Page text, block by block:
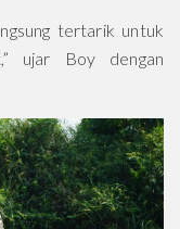
tertarik untuk
ujar Boy dengan